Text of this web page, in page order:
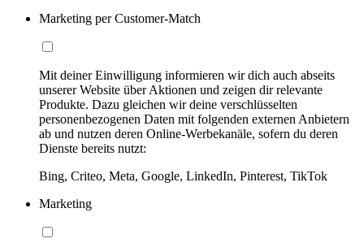
Marketing per Customer-Match
Mit deiner Einwilligung informieren wir dich auch abseits
unserer Website über Aktionen und zeigen dir relevante
Produkte. Dazu gleichen wir deine verschlüsselten
personenbezogenen Daten mit folgenden externen Anbietern
ab und nutzen deren Online-Werbekanäle, sofern du deren
Dienste bereits nutzt:
Bing, Criteo, Meta, Google, LinkedIn, Pinterest, TikTok
Marketing